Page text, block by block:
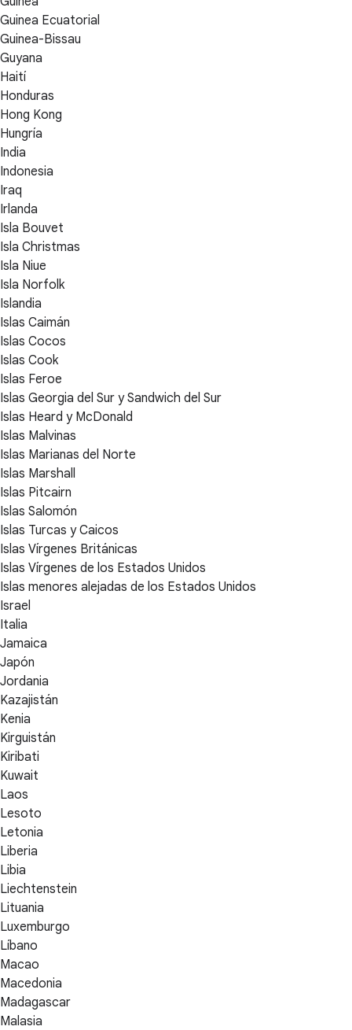
Guinea Ecuatorial
Guinea-Bissau
Guyana
Haití
Honduras
Hong Kong
Hungría
India
Indonesia
Iraq
Irlanda
Isla Bouvet
Isla Christmas
Isla Niue
Isla Norfolk
Islandia
Islas Caimán
Islas Cocos
Islas Cook
Islas Feroe
Islas Georgia del Sur y Sandwich del Sur
Islas Heard y McDonald
Islas Malvinas
Islas Marianas del Norte
Islas Marshall
Islas Pitcairn
Islas Salomón
Islas Turcas y Caicos
Islas Vírgenes Británicas
Islas Vírgenes de los Estados Unidos
Islas menores alejadas de los Estados Unidos
Israel
Italia
Jamaica
Japón
Jordania
Kazajistán
Kenia
Kirguistán
Kiribati
Kuwait
Laos
Lesoto
Letonia
Liberia
Libia
Liechtenstein
Lituania
Luxemburgo
Líbano
Macao
Macedonia
Madagascar
Malasia